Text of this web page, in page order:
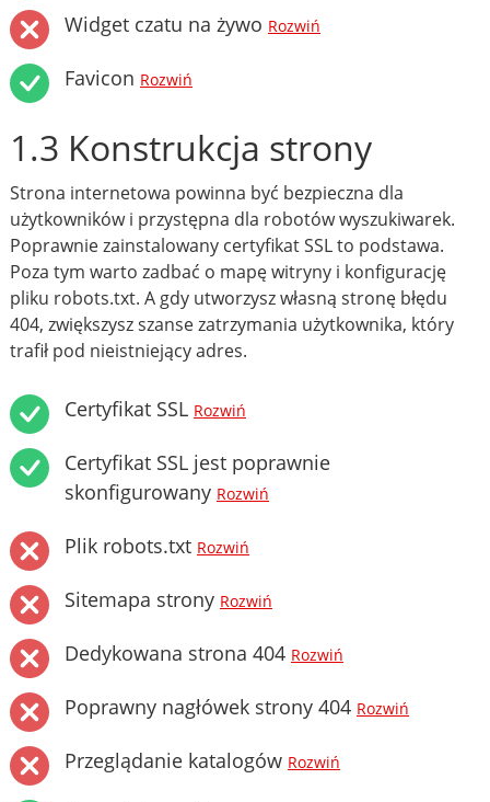
Widget czatu na żywo Rozwiń
Favicon Rozwiń
1.3 Konstrukcja strony
Strona internetowa powinna być bezpieczna dla
użytkowników i przystępna dla robotów wyszukiwarek.
Poprawnie zainstalowany certyfikat SSL to podstawa.
Poza tym warto zadbać o mapę witryny i konfigurację
pliku robots.txt. A gdy utworzysz własną stronę błędu
404, zwiększysz szanse zatrzymania użytkownika, który
trafił pod nieistniejący adres.
Certyfikat SSL Rozwiń
Certyfikat SSL jest poprawnie
skonfigurowany Rozwiń
Plik robots.txt Rozwiń
Sitemapa strony Rozwiń
Dedykowana strona 404 Rozwiń
Poprawny nagłówek strony 404 Rozwiń
Przeglądanie katalogów Rozwiń